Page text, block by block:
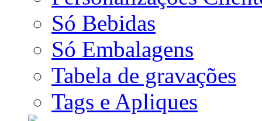
Só Bebidas
Só Embalagens
Tabela de gravações
Tags e Apliques